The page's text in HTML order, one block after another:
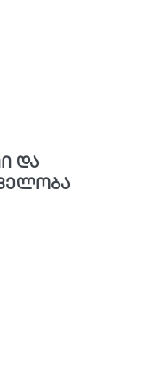
და